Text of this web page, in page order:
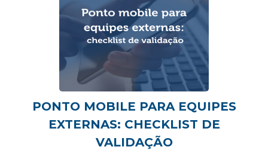
PONTO MOBILE PARA EQUIPES
EXTERNAS: CHECKLIST DE
VALIDAÇÃO